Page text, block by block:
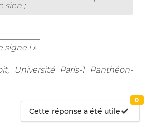
sien ;
signe ! »
Université Paris-1 Panthéon-
Cette réponse a été utile
0